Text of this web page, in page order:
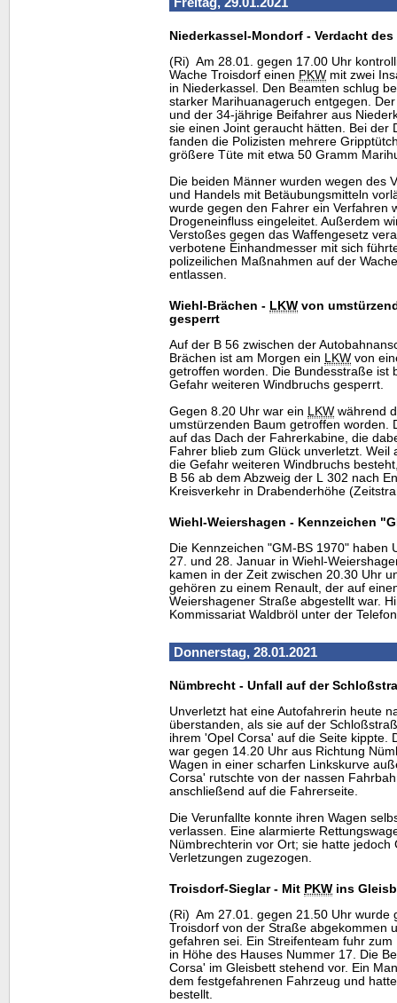
Niederkassel-Mondorf - Verdacht
(Ri) Am 28.01. gegen 17.00 Uhr
Wache Troisdorf einen PKW mit zwei
in Niederkassel. Den Beamten schlug
starker Marihuanageruch entgegen.
und der 34-jährige Beifahrer aus
sie einen Joint geraucht hätten. Bei der
fanden die Polizisten mehrere
größere Tüte mit etwa 50 Gramm
Die beiden Männer wurden wegen des
und Handels mit Betäubungsmitteln
wurde gegen den Fahrer ein Verfahren
Drogeneinfluss eingeleitet. Außerdem
Verstoßes gegen das Waffengesetz
verbotene Einhandmesser mit sich
polizeilichen Maßnahmen auf der
entlassen.
Wiehl-Brächen - LKW von
gesperrt
Auf der B 56 zwischen der
Brächen ist am Morgen ein LKW von
getroffen worden. Die Bundesstraße ist
Gefahr weiteren Windbruchs gesperrt.
Gegen 8.20 Uhr war ein LKW während
umstürzenden Baum getroffen worden.
auf das Dach der Fahrerkabine, die
Fahrer blieb zum Glück unverletzt. Weil
die Gefahr weiteren Windbruchs
B 56 ab dem Abzweig der L 302 nach
Kreisverkehr in Drabenderhöhe
Wiehl-Weiershagen - Kennzeichen
Die Kennzeichen "GM-BS 1970" haben
27. und 28. Januar in Wiehl-
kamen in der Zeit zwischen 20.30 Uhr
gehören zu einem Renault, der auf
Weiershagener Straße abgestellt war.
Kommissariat Waldbröl unter der
Donnerstag, 28.01.2021
Nümbrecht - Unfall auf der
Unverletzt hat eine Autofahrerin heute
überstanden, als sie auf der
ihrem 'Opel Corsa' auf die Seite kippte.
war gegen 14.20 Uhr aus Richtung
Wagen in einer scharfen Linkskurve
Corsa' rutschte von der nassen
anschließend auf die Fahrerseite.
Die Verunfallte konnte ihren Wagen
verlassen. Eine alarmierte
Nümbrechterin vor Ort; sie hatte jedoch
Verletzungen zugezogen.
Troisdorf-Sieglar - Mit PKW ins
(Ri) Am 27.01. gegen 21.50 Uhr wurde
Troisdorf von der Straße abgekommen
gefahren sei. Ein Streifenteam fuhr
in Höhe des Hauses Nummer 17. Die
Corsa' im Gleisbett stehend vor. Ein
dem festgefahrenen Fahrzeug und
bestellt.